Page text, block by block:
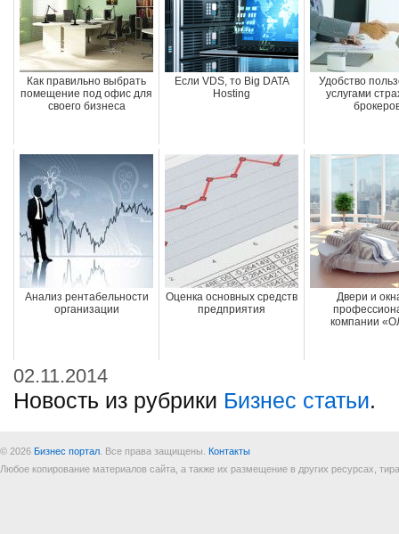
Как правильно выбрать
помещение под офис для
своего бизнеса
Если VDS, то Big DATA
Hosting
Удобство
услугами
Анализ рентабельности
организации
Оценка основных средств
предприятия
Двери и
компании
02.11.2014
Новость из рубрики Бизнес статьи.
© 2026 Бизнес портал . Все права защищены. Контакты
Любое копирование материалов сайта, а также их размещение в других ресурсах,